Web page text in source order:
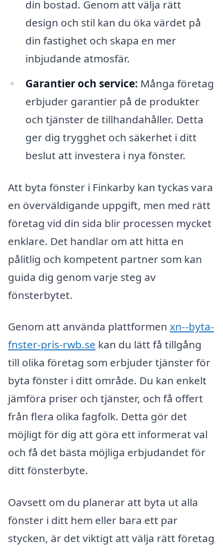
din bostad. Genom att välja rätt
design och stil kan du öka värdet på
din fastighet och skapa en mer
inbjudande atmosfär.
Garantier och service: Många företag
erbjuder garantier på de produkter
och tjänster de tillhandahåller. Detta
ger dig trygghet och säkerhet i ditt
beslut att investera i nya fönster.
Att byta fönster i Finkarby kan tyckas vara
en överväldigande uppgift, men med rätt
företag vid din sida blir processen mycket
enklare. Det handlar om att hitta en
pålitlig och kompetent partner som kan
guida dig genom varje steg av
fönsterbytet.
Genom att använda plattformen xn--byta-
fnster-pris-rwb.se kan du lätt få tillgång
till olika företag som erbjuder tjänster för
byta fönster i ditt område. Du kan enkelt
jämföra priser och tjänster, och få offert
från flera olika fagfolk. Detta gör det
möjligt för dig att göra ett informerat val
och få det bästa möjliga erbjudandet för
ditt fönsterbyte.
Oavsett om du planerar att byta ut alla
fönster i ditt hem eller bara ett par
stycken, är det viktigt att välja rätt företag